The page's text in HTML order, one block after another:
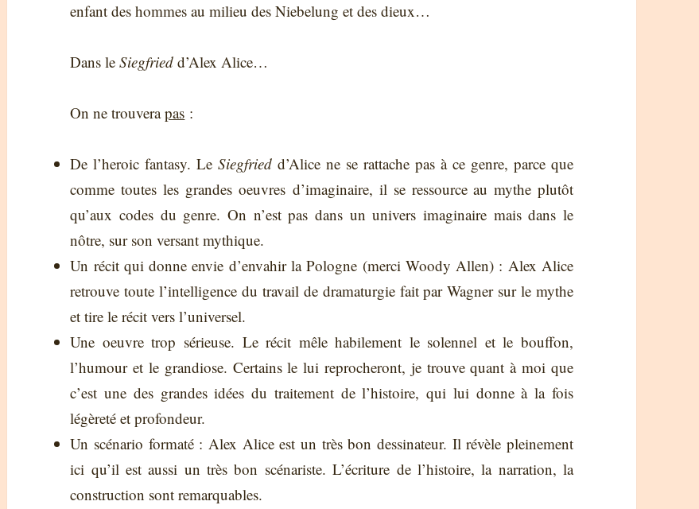
enfant des hommes au milieu des Niebelung et des dieux…
Dans leSiegfriedd’Alex Alice…
On ne trouverapas :
De l’heroic fantasy. LeSiegfried d’Alice ne se rattache pas à ce genre, parce que
comme toutes les grandes oeuvres d’imaginaire, il se ressource au mythe plutôt
qu’aux codes du genre. On n’est pas dans un univers imaginaire mais dans le
nôtre, sur son versant mythique.
Un récit qui donne envie d’envahir la Pologne (merci Woody Allen) : Alex Alice
retrouve toute l’intelligence du travail de dramaturgie fait par Wagner sur le mythe
et tire le récit vers l’universel.
Une oeuvre trop sérieuse. Le récit mêle habilement le solennel et le bouffon,
l’humour et le grandiose. Certains le lui reprocheront, je trouve quant à moi que
c’est une des grandes idées du traitement de l’histoire, qui lui donne à la fois
légèreté et profondeur.
Un scénario formaté : Alex Alice est un très bon dessinateur. Il révèle pleinement
ici qu’il est aussi un très bon scénariste. L’écriture de l’histoire, la narration, la
construction sont remarquables.